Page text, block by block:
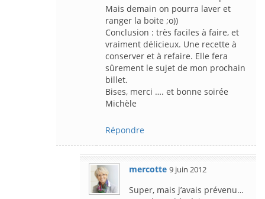
Mais demain on pourra laver et
ranger la boite ;o))
Conclusion : très faciles à faire, et
vraiment délicieux. Une recette à
conserver et à refaire. Elle fera
sûrement le sujet de mon prochain
billet.
Bises, merci …. et bonne soirée
Michèle
Répondre
mercotte 9 juin 2012
Super, mais j’avais prévenu…